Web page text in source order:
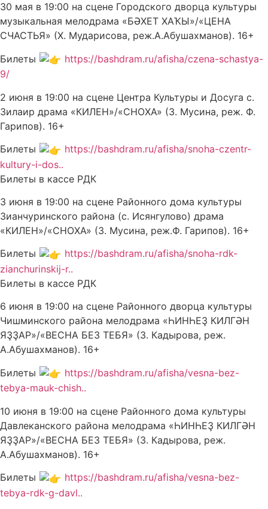
30 мая в 19:00 на сцене Городского дворца культуры
музыкальная мелодрама «БӘХЕТ ХАҠЫ»/«ЦЕНА
СЧАСТЬЯ» (Х. Мударисова, реж.А.Абушахманов). 16+
Билеты
https://bashdram.ru/afisha/czena-schastya-
9/
2 июня в 19:00 на сцене Центра Культуры и Досуга с.
Зилаир драма «КИЛЕН»/«СНОХА» (З. Мусина, реж. Ф.
Гарипов). 16+
Билеты
https://bashdram.ru/afisha/snoha-czentr-
kultury-i-dos..
Билеты в кассе РДК
3 июня в 19:00 на сцене Районного дома культуры
Зианчуринского района (с. Исянгулово) драма
«КИЛЕН»/«СНОХА» (З. Мусина, реж.Ф. Гарипов). 16+
Билеты
https://bashdram.ru/afisha/snoha-rdk-
zianchurinskij-r..
Билеты в кассе РДК
6 июня в 19:00 на сцене Районного дворца культуры
Чишминского района мелодрама «ҺИНҺЕҘ КИЛГӘН
ЯҘҘАР»/«ВЕСНА БЕЗ ТЕБЯ» (З. Кадырова, реж.
А.Абушахманов). 16+
Билеты
https://bashdram.ru/afisha/vesna-bez-
tebya-mauk-chish..
10 июня в 19:00 на сцене Районного дома культуры
Давлеканского района мелодрама «ҺИНҺЕҘ КИЛГӘН
ЯҘҘАР»/«ВЕСНА БЕЗ ТЕБЯ» (З. Кадырова, реж.
А.Абушахманов). 16+
Билеты
https://bashdram.ru/afisha/vesna-bez-
tebya-rdk-g-davl..